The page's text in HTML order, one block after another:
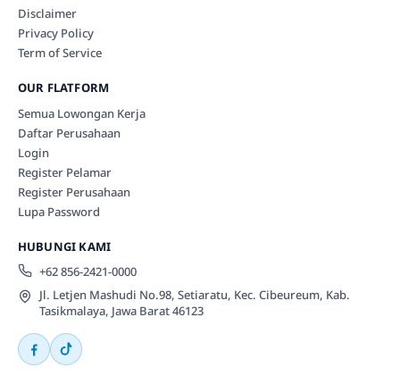
Disclaimer
Privacy Policy
Term of Service
OUR FLATFORM
Semua Lowongan Kerja
Daftar Perusahaan
Login
Register Pelamar
Register Perusahaan
Lupa Password
HUBUNGI KAMI
+62 856-2421-0000
Jl. Letjen Mashudi No.98, Setiaratu, Kec. Cibeureum, Kab.
Tasikmalaya, Jawa Barat 46123